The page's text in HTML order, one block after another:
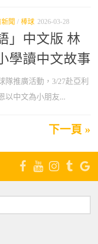
聞 / 棒球 2026-03-28
」中文版 林
學讀中文故事
隊推廣活動，3/27赴亞利
以中文為小朋友...
下一頁 »